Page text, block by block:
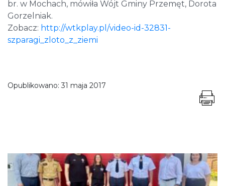
br. w Mochach, mówiła Wójt Gminy Przemęt, Dorota
Gorzelniak.
Zobacz: http://wtkplay.pl/video-id-32831-
szparagi_zloto_z_ziemi
Opublikowano:31 maja 2017